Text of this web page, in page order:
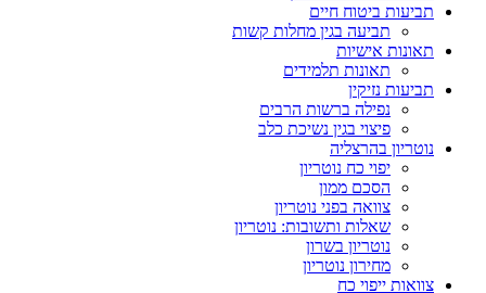
תביעות ביטוח חיים
תביעה בגין מחלות קשות
תאונות אישיות
תאונות תלמידים
תביעות נזיקין
נפילה ברשות הרבים
פיצוי בגין נשיכת כלב
נוטריון בהרצליה
יפוי כח נוטריון
הסכם ממון
צוואה בפני נוטריון
שאלות ותשובות: נוטריון
נוטריון בשרון
מחירון נוטריון
צוואות ייפוי כח